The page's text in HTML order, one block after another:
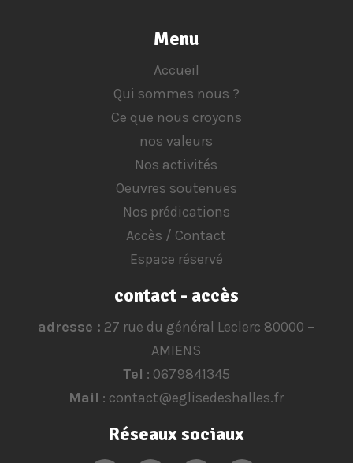
Menu
Accueil
Qui sommes nous ?
Ce que nous croyons
nos valeurs
Nos activités
Oeuvres soutenues
Nos prédications
Accès / Contact
Espace réservé
contact - accès
adresse : 27 rue du général Leclerc 80000 –
AMIENS
Tel : 0679841345
Mail : contact@eglisedeshalles.fr
Réseaux sociaux